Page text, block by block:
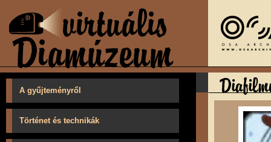
A gyűjteményről
Történet és technikák